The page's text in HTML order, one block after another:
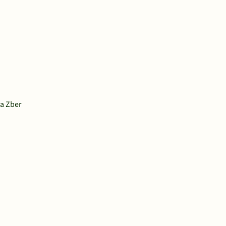
Zber